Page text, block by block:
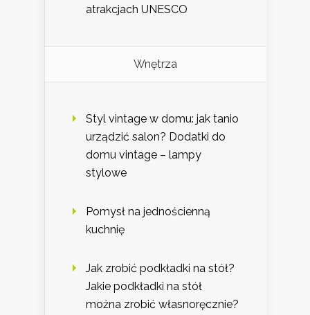
atrakcjach UNESCO
Wnętrza
Styl vintage w domu: jak tanio
urządzić salon? Dodatki do
domu vintage – lampy
stylowe
Pomysł na jednościenną
kuchnię
Jak zrobić podkładki na stół?
Jakie podkładki na stół
można zrobić własnoręcznie?